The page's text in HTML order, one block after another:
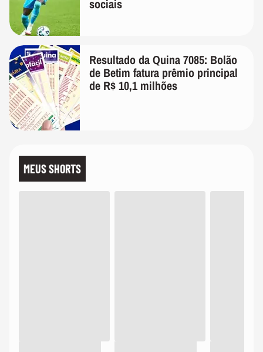
sociais
Resultado da Quina 7085: Bolão
de Betim fatura prêmio principal
de R$ 10,1 milhões
MEUS SHORTS